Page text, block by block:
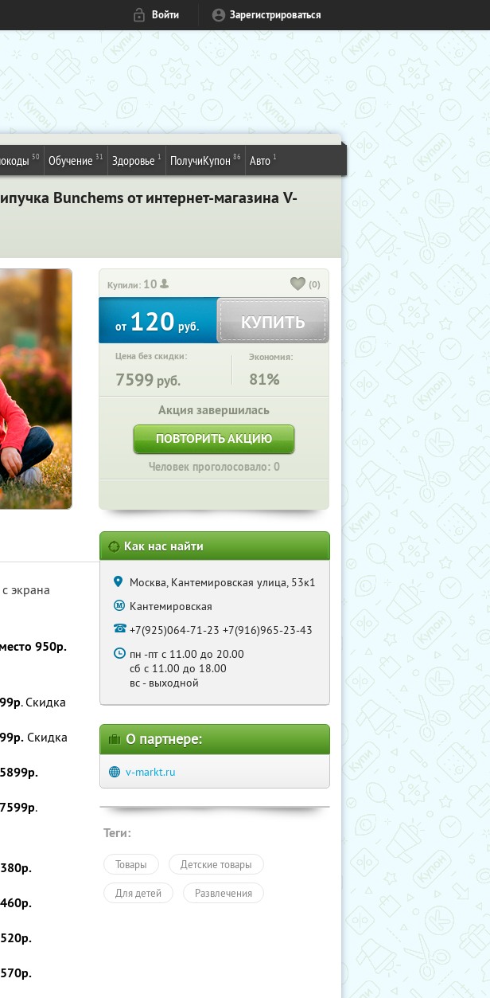
Войти Зарегистрироваться
50 Обучение 31 Здоровье 1 ПолучиКупон 86 Авто 1
Bunchems от интернет-магазина V-
Купили: 10 (0)
от120руб. КУПИТЬ
Цена без скидки:
7599 руб.
Экономия:
81%
Акция завершилась
ПОВТОРИТЬ АКЦИЮ
Человек проголосовало: 0
экрана
950р.
. Скидка
Скидка
р.
380р.
460р.
520р.
570р.
Как нас найти
Москва, Кантемировская улица, 53к1
Кантемировская
+7(925)064-71-23 +7(916)965-23-43
пн -пт с 11.00 до 20.00
сб с 11.00 до 18.00
вс - выходной
О партнере:
v-markt.ru
Теги:
Товары Детские товары
Для детей Развлечения